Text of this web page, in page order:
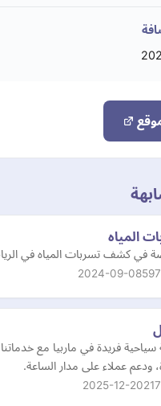
المياه
في كشف تسربات المياه في
2024-09-08
سياحية فريدة في ماربيا مع
ودعم عملاء على مدار الساعة.
2025-12-20